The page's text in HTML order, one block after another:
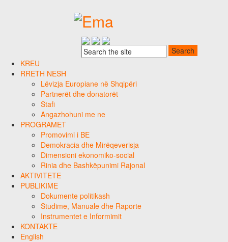
KREU
RRETH NESH
Lëvizja Europiane në Shqipëri
Partnerët dhe donatorët
Stafi
Angazhohuni me ne
PROGRAMET
Promovimi i BE
Demokracia dhe Mirëqeverisja
Dimensioni ekonomiko-social
Rinia dhe Bashkëpunimi Rajonal
AKTIVITETE
PUBLIKIME
Dokumente politikash
Studime, Manuale dhe Raporte
Instrumentet e Informimit
KONTAKTE
English